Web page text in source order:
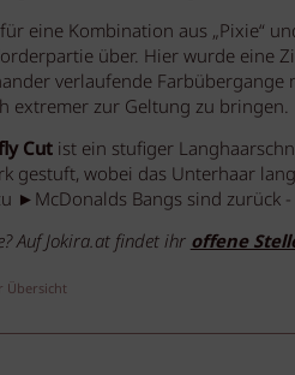
eine Kombination aus „Pixie“
über. Hier wurde eine
verlaufende
extremer zur Geltung zu bringen.
Cut ist ein stufiger
gestuft, wobei das Unterhaar
►McDonalds Bangs sind zurück
Auf Jokira.at findet ihroffene
Übersicht